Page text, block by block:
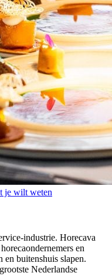
je wilt weten
industrie. Horecava
en
en buitenshuis slapen.
Nederlandse